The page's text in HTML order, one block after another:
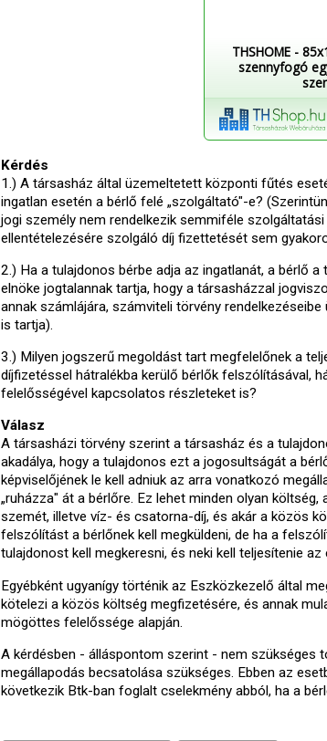
THSHOME -
szennyfogó
Kérdés
1.) A társasház által üzemeltetett központi fűtés
ingatlan esetén a bérlő felé „szolgáltató"-e?
jogi személy nem rendelkezik semmiféle
ellentételezésére szolgáló díj fizettetését sem
2.) Ha a tulajdonos bérbe adja az ingatlanát, a bérlő
elnöke jogtalannak tartja, hogy a társasházzal
annak számlájára, számviteli törvény
is tartja).
3.) Milyen jogszerű megoldást tart megfelelőnek a
díjfizetéssel hátralékba kerülő bérlők felszólításával,
felelősségével kapcsolatos részleteket is?
Válasz
A társasházi törvény szerint a társasház és a
akadálya, hogy a tulajdonos ezt a jogosultságát a
képviselőjének le kell adniuk az arra vonatkozó
„ruházza" át a bérlőre. Ez lehet minden olyan
szemét, illetve víz- és csatorna-díj, és akár a közös
felszólítást a bérlőnek kell megküldeni, de ha a
tulajdonost kell megkeresni, és neki kell teljesítenie az
Egyébként ugyanígy történik az Eszközkezelő által
kötelezi a közös költség megfizetésére, és annak
mögöttes felelőssége alapján.
A kérdésben - álláspontom szerint - nem szükséges
megállapodás becsatolása szükséges. Ebben az
következik Btk-ban foglalt cselekmény abból, ha a